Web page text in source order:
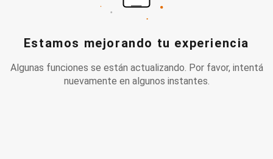
Estamos mejorando tu experiencia
Algunas funciones se están actualizando. Por favor, intentá
nuevamente en algunos instantes.